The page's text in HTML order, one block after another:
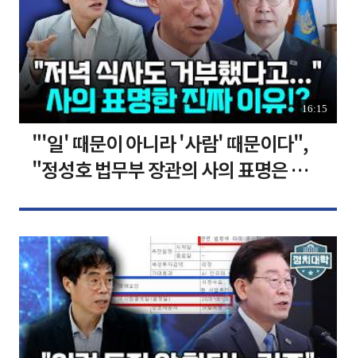
16:15
"'일' 때문이 아니라 '사람' 때문이다",
"정성호 법무부 장관의 사의 표명은 이재